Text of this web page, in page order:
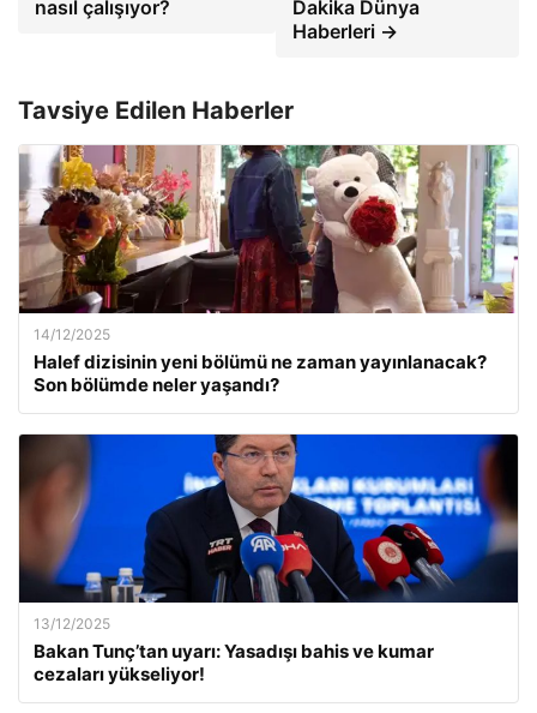
nasıl çalışıyor?
Dakika Dünya
Haberleri →
Tavsiye Edilen Haberler
14/12/2025
Halef dizisinin yeni bölümü ne zaman yayınlanacak?
Son bölümde neler yaşandı?
13/12/2025
Bakan Tunç’tan uyarı: Yasadışı bahis ve kumar
cezaları yükseliyor!